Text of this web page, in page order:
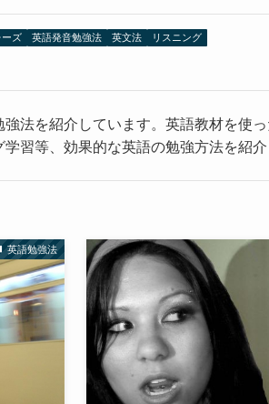
ーズ 英語発音勉強法 英文法 リスニング
法を紹介しています。英語教材を使
習等、効果的な英語の勉強方法を紹介
英語勉強法